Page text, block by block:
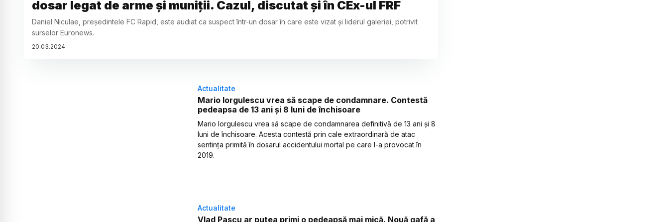
dosar legat de arme și muniții. Cazul, discutat și în CEx-ul FRF
Daniel Niculae, președintele FC Rapid, este audiat ca suspect într-un dosar în care este vizat și liderul galeriei, potrivit
surselor Euronews.
20.03.2024
Actualitate
Mario Iorgulescu vrea să scape de condamnare. Contestă
pedeapsa de 13 ani și 8 luni de închisoare
Mario Iorgulescu vrea să scape de condamnarea definitivă de 13 ani și 8
luni de închisoare. Acesta contestă prin cale extraordinară de atac
sentința primită în dosarul accidentului mortal pe care l-a provocat în
2019.
Actualitate
Vlad Pascu ar putea primi o pedeapsă mai mică. Nouă gafă a